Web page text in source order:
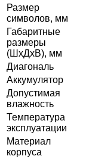
Размер
символов, мм
Габаритные
размеры
(ШхДхВ), мм
Диагональ
Аккумулятор
Допустимая
влажность
Температура
эксплуатации
Материал
корпуса